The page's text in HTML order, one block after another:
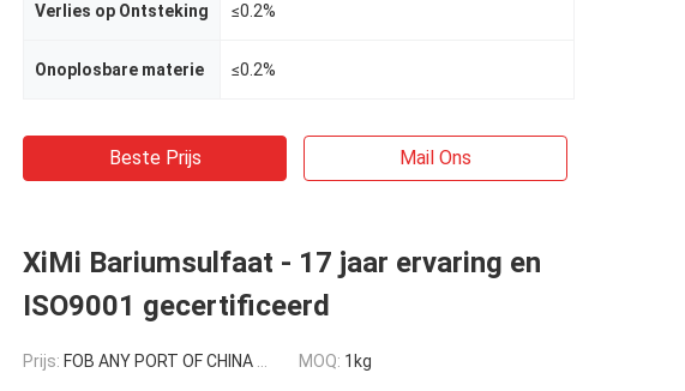
Verlies op Ontsteking ≤0.2%
Onoplosbare materie ≤0.2%
Beste Prijs Mail Ons
XiMi Bariumsulfaat - 17 jaar ervaring en
ISO9001 gecertificeerd
Prijs: FOB ANY PORT OF CHINA USD 0.3-0.9/kg MOQ: 1kg